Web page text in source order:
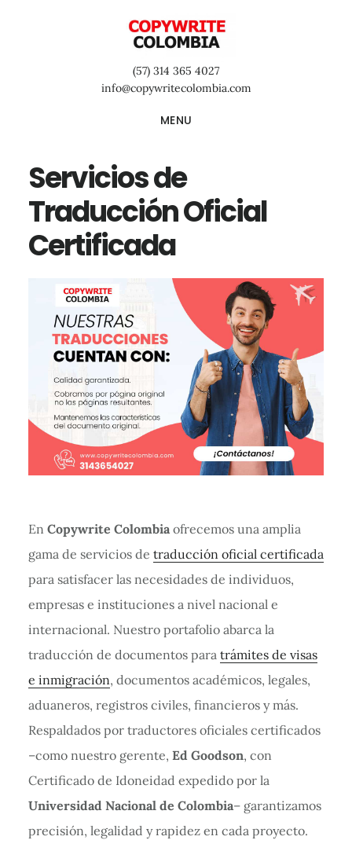
(57) 314 365 4027
info@copywritecolombia.com
MENU
Servicios de
Traducción Oficial
Certificada
En Copywrite Colombiaofrecemos una amplia
gama de servicios de traducción oficial certificada
para satisfacer las necesidades de individuos,
empresas e instituciones a nivel nacional e
internacional. Nuestro portafolio abarca la
traducción de documentos para trámites de visas
e inmigración, documentos académicos, legales,
aduaneros, registros civiles, financieros y más.
Respaldados por traductores oficiales certificados
–como nuestro gerente, Ed Goodson, con
Certificado de Idoneidad expedido por la
Universidad Nacional de Colombia– garantizamos
precisión, legalidad y rapidez en cada proyecto.